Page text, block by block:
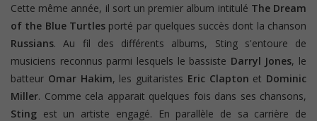
Cette même année, il sort un premier album intitulé The Dream
of the Blue Turtlesporté par quelques succès dont la chanson
Russians. Au fil des différents albums, Sting s'entoure de
musiciens reconnus parmi lesquels le bassiste Darryl Jones, le
batteur Omar Hakim, les guitaristes Eric Clapton et Dominic
Miller. Comme cela apparait quelques fois dans ses chansons,
Sting est un artiste engagé. En parallèle de sa carrière de